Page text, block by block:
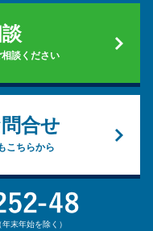
談ください
合せ
こちらから
末年始を除く）